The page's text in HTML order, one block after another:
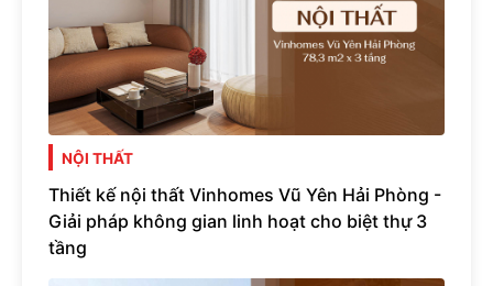
NỘI THẤT
Thiết kế nội thất Vinhomes Vũ Yên Hải Phòng -
Giải pháp không gian linh hoạt cho biệt thự 3
tầng